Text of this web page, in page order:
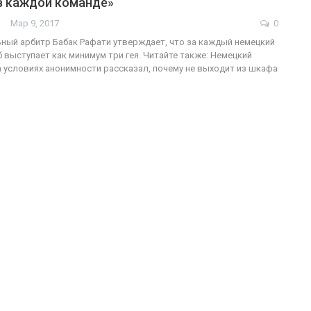
Мар 9, 2017
0
арбитр Бабак Рафати утверждает, что за каждый немецкий
как минимум три гея. Читайте также: Немецкий
условиях анонимности рассказал, почему не выходит из шкафа
ФОТО